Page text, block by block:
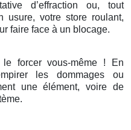
d’effraction ou, tout
usure, votre store roulant,
faire face à un blocage.
forcer vous-même ! En
les dommages ou
une élément, voire de